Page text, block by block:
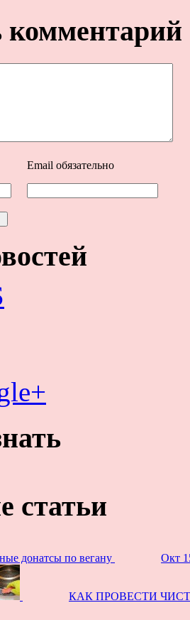
комментарий
Email обязательно
статьи
донатсы по вегану Окт
КАК ПРОВЕСТИ